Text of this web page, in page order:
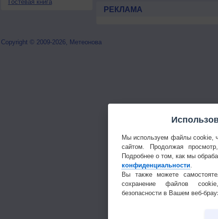
Гостевая книга
РЕКЛАМА
Copyright © 2009-2026, Метеонова
Мы используем файлы cookie,
сайтом. Продолжая
Подробнее о том, как мы
конфиденциальности
Вы также можете
сохранение файлов
безопасности в Вашем веб-